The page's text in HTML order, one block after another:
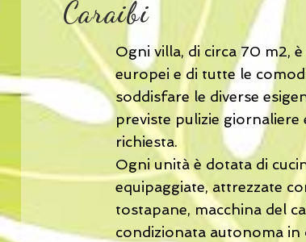
Caraibi
Ogni villa, di circa 70 m2,
europei e di tutte le
soddisfare le diverse
previste pulizie giornaliere
richiesta.
Ogni unità è dotata di
equipaggiate, attrezzate
tostapane, macchina del
condizionata autonoma in